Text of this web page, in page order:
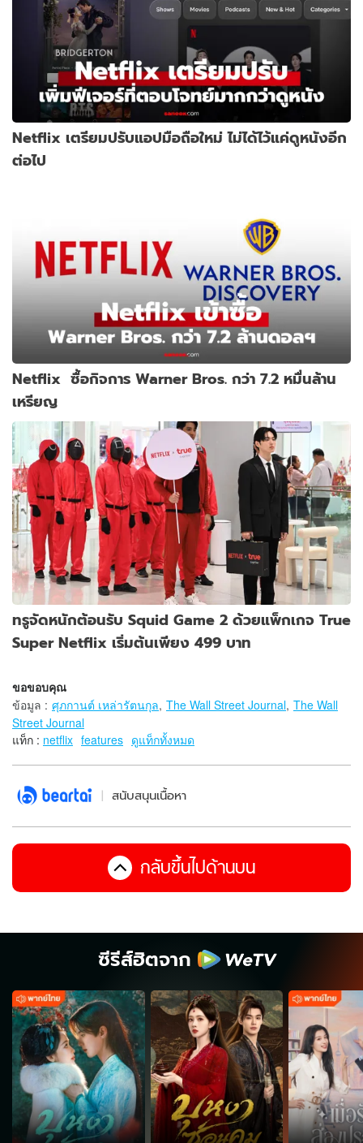
Netflix เตรียมปรับแอปมือถือใหม่ ไม่ได้ไว้แค่ดูหนังอีก
ต่อไป
Netflix ซื้อกิจการ Warner Bros. กว่า 7.2 หมื่นล้าน
เหรียญ
ทรูจัดหนักต้อนรับ Squid Game 2 ด้วยแพ็กเกจ True
Super Netflix เริ่มต้นเพียง 499 บาท
ขอขอบคุณ
ข้อมูล : ศุภกานต์ เหล่ารัตนกุล, The Wall Street Journal, The Wall
Street Journal
แท็ก : netflix features ดูแท็กทั้งหมด
สนับสนุนเนื้อหา
กลับขึ้นไปด้านบน
ซีรีส์ฮิตจาก